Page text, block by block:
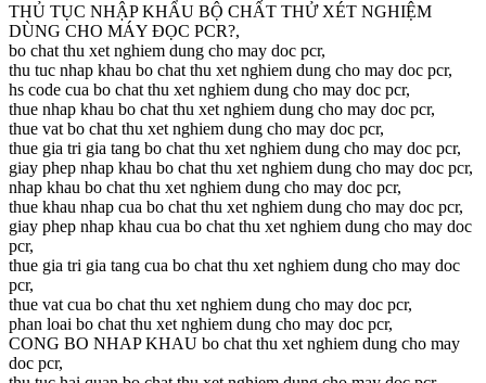
THỦ TỤC NHẬP KHẨU BỘ CHẤT THỬ XÉT NGHIỆM
DÙNG CHO MÁY ĐỌC PCR?,
bo chat thu xet nghiem dung cho may doc pcr,
thu tuc nhap khau bo chat thu xet nghiem dung cho may doc pcr,
hs code cua bo chat thu xet nghiem dung cho may doc pcr,
thue nhap khau bo chat thu xet nghiem dung cho may doc pcr,
thue vat bo chat thu xet nghiem dung cho may doc pcr,
thue gia tri gia tang bo chat thu xet nghiem dung cho may doc pcr,
giay phep nhap khau bo chat thu xet nghiem dung cho may doc pcr,
nhap khau bo chat thu xet nghiem dung cho may doc pcr,
thue khau nhap cua bo chat thu xet nghiem dung cho may doc pcr,
giay phep nhap khau cua bo chat thu xet nghiem dung cho may doc
pcr,
thue gia tri gia tang cua bo chat thu xet nghiem dung cho may doc
pcr,
thue vat cua bo chat thu xet nghiem dung cho may doc pcr,
phan loai bo chat thu xet nghiem dung cho may doc pcr,
CONG BO NHAP KHAU bo chat thu xet nghiem dung cho may
doc pcr,